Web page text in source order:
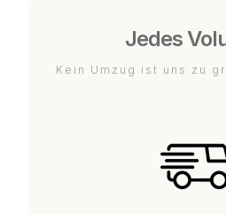
Jedes
Kein Umzug ist uns zu